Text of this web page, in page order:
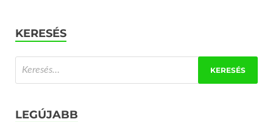
KERESÉS
LEGÚJABB